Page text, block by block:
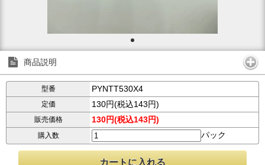
商品説明
型番 PYNTT530X4
定価 130円(税込143円)
販売価格 130円(税込143円)
購入数 パック